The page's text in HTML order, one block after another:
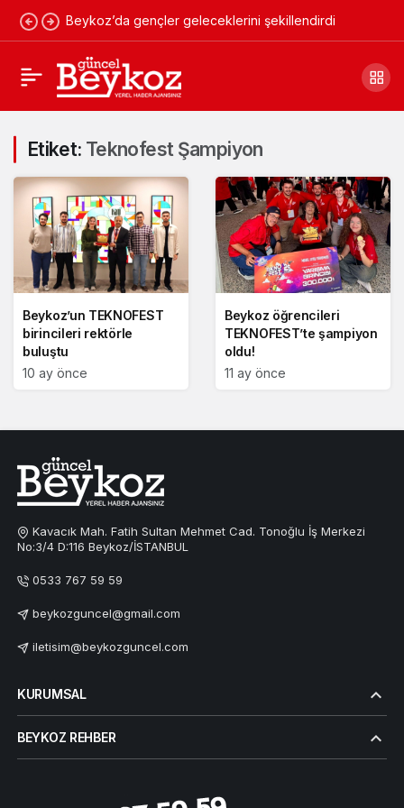
Beykoz’da gençler geleceklerini şekillendirdi
Etiket: Teknofest Şampiyon
Beykoz’un TEKNOFEST
birincileri rektörle
buluştu
10 ay önce
Beykoz öğrencileri
TEKNOFEST’te şampiyon
oldu!
11 ay önce
Kavacık Mah. Fatih Sultan Mehmet Cad. Tonoğlu İş Merkezi
No:3/4 D:116 Beykoz/İSTANBUL
0533 767 59 59
beykozguncel@gmail.com
iletisim@beykozguncel.com
KURUMSAL
BEYKOZ REHBER